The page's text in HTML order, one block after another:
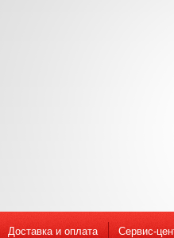
Доставка и оплата Сервис-